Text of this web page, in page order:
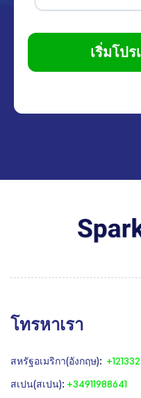
เริ่มโป
โทรหาเรา
สหรัฐอเมริกา(อังกฤษ):
สเปน(สเปน): +34911988641